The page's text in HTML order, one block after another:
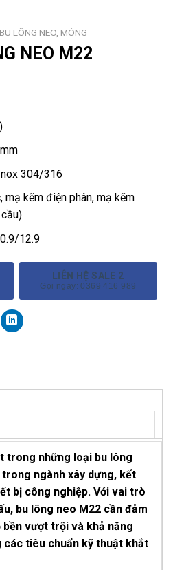
BU LÔNG NEO, MÓNG
NEO M22
304/316
kẽm điện phân, mạ kẽm
12.9
LIÊN HỆ SALE 2
Gọi ngay: 0369 416 989
trong những loại bu lông
ngành xây dựng, kết
bị công nghiệp. Với vai trò
bu lông neo M22 cần đảm
vượt trội và khả năng
tiêu chuẩn kỹ thuật khắt